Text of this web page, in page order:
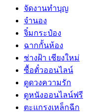
จัดงานทำบุญ
จำนอง
จิ๋มกระป๋อง
ฉากกั้นห้อง
ช่างฝ้า เชียงใหม่
ซื้อตั๋วออนไลน์
ดูดวงความรัก
ดูหนังออนไลน์ฟรี
ตะแกรงเหล็กฉีก